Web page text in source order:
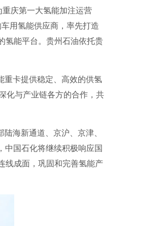
庆第一大氢能加注运营
用氢能供应商，率先打造
氢能平台。贵州石油依托贵
卡提供稳定、高效的供氢
化与产业链各方的合作，共
海新通道、京沪、京津、
中国石化将继续积极响应国
线成面，巩固和完善氢能产